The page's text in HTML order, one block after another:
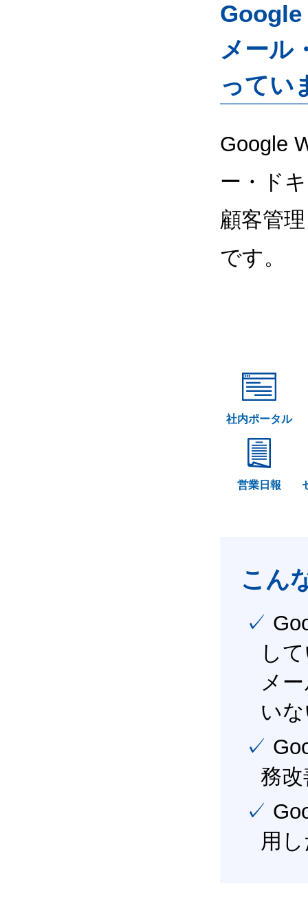
Google
メール
ってい
Google
ー・ド
顧客管
です。
社内ポータル
営業日報
こん
✓ Google Workspace（旧G Suite） を社内で導入
し
メ
い
✓ Google Workspace（旧G Suite） を活用し、業
務
✓ Google Workspace（旧G Suite） を最大限に活
用